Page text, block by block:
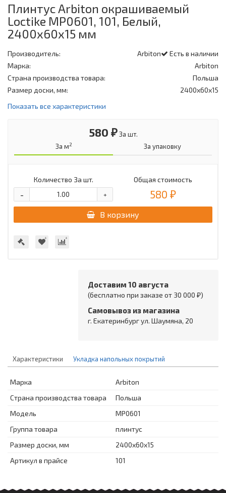
Плинтус Arbiton окрашиваемый
Loctike MP0601, 101, Белый,
2400х60х15 мм
Есть в наличии
Производитель:
Arbiton
Марка:
Arbiton
Страна производства товара:
Польша
Размер доски, мм:
2400х60х15
Показать все характеристики
580 ₽ За шт.
За м2 За упаковку
Количество За шт.
+
-
Общая стоимость
580 ₽
В корзину
Доставим 10 августа
(бесплатно при заказе от 30 000 ₽)
Самовывоз из магазина
г. Екатеринбург ул. Шаумяна, 20
Характеристики Укладка напольных покрытий
Марка
Arbiton
Страна производства товара
Польша
Модель
MP0601
Группа товара
плинтус
Размер доски, мм
2400х60х15
Артикул в прайсе
101